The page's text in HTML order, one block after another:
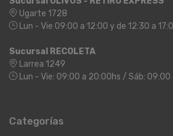
Ugarte 1728
Lun - Vie 09:00 a 12:00 y de 12:30 a
Sucursal RECOLETA
Larrea 1249
Lun - Vie: 09:00 a 20:00hs / Sáb: 09:00
Categorías